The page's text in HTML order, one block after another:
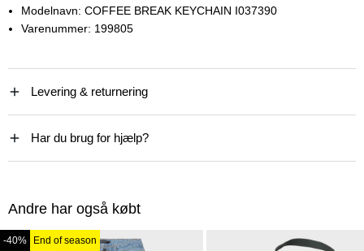
Modelnavn: COFFEE BREAK KEYCHAIN I037390
Varenummer: 199805
Levering & returnering
Har du brug for hjælp?
Andre har også købt
-40% End of season